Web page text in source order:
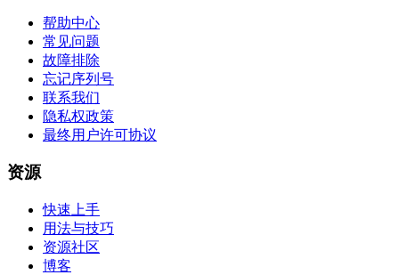
帮助中心
常见问题
故障排除
忘记序列号
联系我们
隐私权政策
最终用户许可协议
资源
快速上手
用法与技巧
资源社区
博客